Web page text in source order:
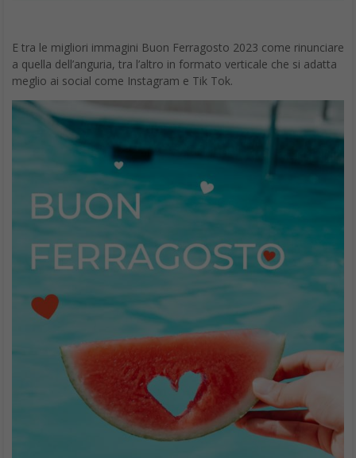
E tra le migliori immagini Buon Ferragosto 2023 come rinunciare
a quella dell’anguria, tra l’altro in formato verticale che si adatta
meglio ai social come Instagram e Tik Tok.